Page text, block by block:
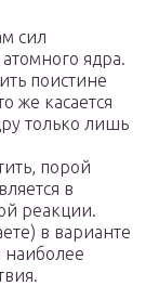
сил
ядра.
поистине
же касается
только лишь
порой
в
реакции.
в варианте
наиболее